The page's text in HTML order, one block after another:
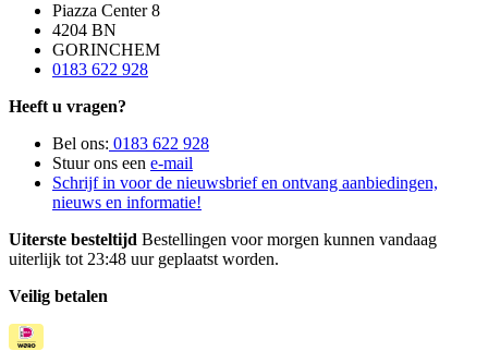
Piazza Center 8
4204 BN
GORINCHEM
0183 622 928
Heeft u vragen?
Bel ons: 0183 622 928
Stuur ons een e-mail
Schrijf in voor de nieuwsbrief en ontvang aanbiedingen,
nieuws en informatie!
Uiterste besteltijd Bestellingen voor morgen kunnen vandaag
uiterlijk tot 23:48 uur geplaatst worden.
Veilig betalen